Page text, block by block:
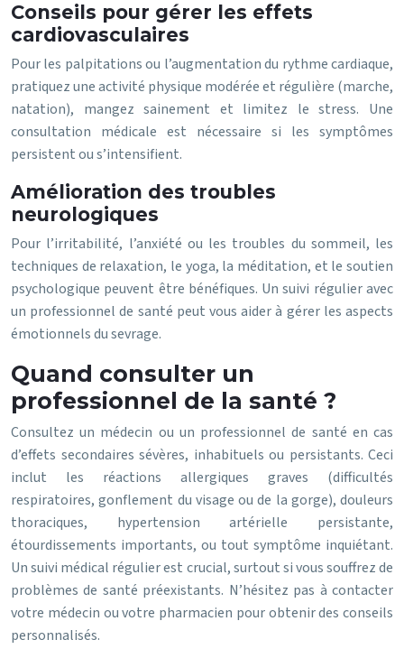
Conseils pour gérer les effets
cardiovasculaires
Pour les palpitations ou l’augmentation du rythme cardiaque,
pratiquez une activité physique modérée et régulière (marche,
natation), mangez sainement et limitez le stress. Une
consultation médicale est nécessaire si les symptômes
persistent ou s’intensifient.
Amélioration des troubles
neurologiques
Pour l’irritabilité, l’anxiété ou les troubles du sommeil, les
techniques de relaxation, le yoga, la méditation, et le soutien
psychologique peuvent être bénéfiques. Un suivi régulier avec
un professionnel de santé peut vous aider à gérer les aspects
émotionnels du sevrage.
Quand consulter un
professionnel de la santé ?
Consultez un médecin ou un professionnel de santé en cas
d’effets secondaires sévères, inhabituels ou persistants. Ceci
inclut les réactions allergiques graves (difficultés
respiratoires, gonflement du visage ou de la gorge), douleurs
thoraciques, hypertension artérielle persistante,
étourdissements importants, ou tout symptôme inquiétant.
Un suivi médical régulier est crucial, surtout si vous souffrez de
problèmes de santé préexistants. N’hésitez pas à contacter
votre médecin ou votre pharmacien pour obtenir des conseils
personnalisés.